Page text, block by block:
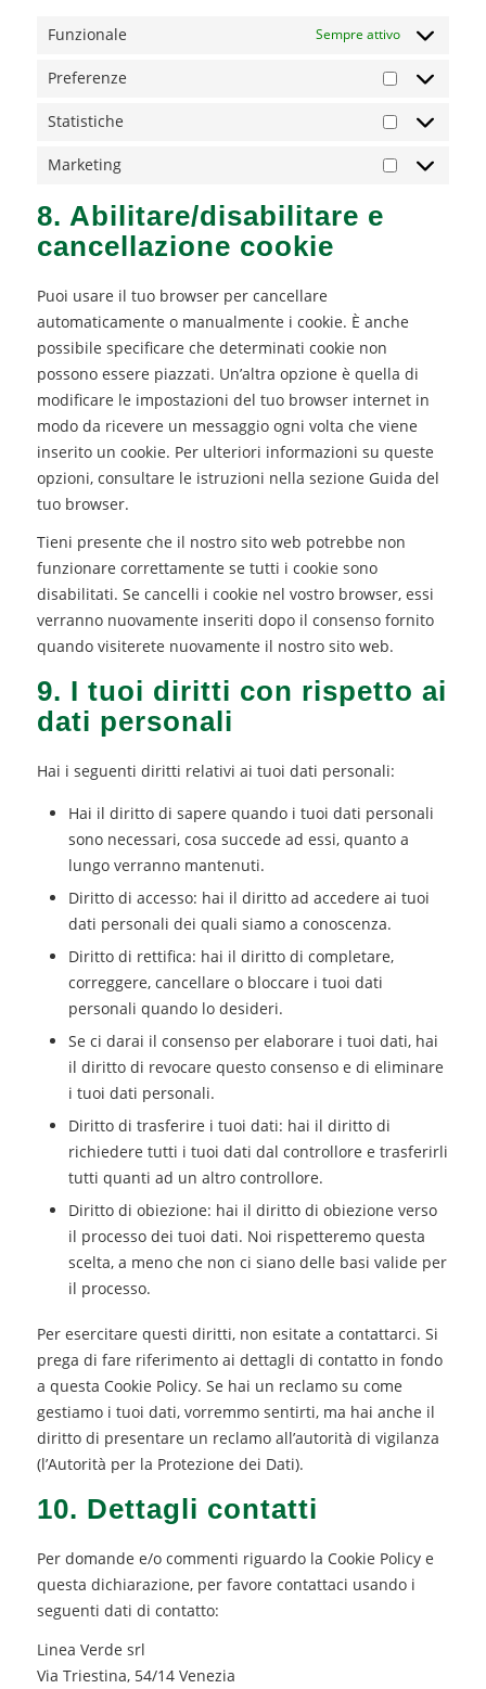
Funzionale Sempre attivo
Preferenze
Preferenze
Statistiche
Statistiche
Marketing
Marketing
8. Abilitare/disabilitare e
cancellazione cookie
Puoi usare il tuo browser per cancellare
automaticamente o manualmente i cookie. È anche
possibile specificare che determinati cookie non
possono essere piazzati. Un’altra opzione è quella di
modificare le impostazioni del tuo browser internet in
modo da ricevere un messaggio ogni volta che viene
inserito un cookie. Per ulteriori informazioni su queste
opzioni, consultare le istruzioni nella sezione Guida del
tuo browser.
Tieni presente che il nostro sito web potrebbe non
funzionare correttamente se tutti i cookie sono
disabilitati. Se cancelli i cookie nel vostro browser, essi
verranno nuovamente inseriti dopo il consenso fornito
quando visiterete nuovamente il nostro sito web.
9. I tuoi diritti con rispetto ai
dati personali
Hai i seguenti diritti relativi ai tuoi dati personali:
Hai il diritto di sapere quando i tuoi dati personali
sono necessari, cosa succede ad essi, quanto a
lungo verranno mantenuti.
Diritto di accesso: hai il diritto ad accedere ai tuoi
dati personali dei quali siamo a conoscenza.
Diritto di rettifica: hai il diritto di completare,
correggere, cancellare o bloccare i tuoi dati
personali quando lo desideri.
Se ci darai il consenso per elaborare i tuoi dati, hai
il diritto di revocare questo consenso e di eliminare
i tuoi dati personali.
Diritto di trasferire i tuoi dati: hai il diritto di
richiedere tutti i tuoi dati dal controllore e trasferirli
tutti quanti ad un altro controllore.
Diritto di obiezione: hai il diritto di obiezione verso
il processo dei tuoi dati. Noi rispetteremo questa
scelta, a meno che non ci siano delle basi valide per
il processo.
Per esercitare questi diritti, non esitate a contattarci. Si
prega di fare riferimento ai dettagli di contatto in fondo
a questa Cookie Policy. Se hai un reclamo su come
gestiamo i tuoi dati, vorremmo sentirti, ma hai anche il
diritto di presentare un reclamo all’autorità di vigilanza
(l’Autorità per la Protezione dei Dati).
10. Dettagli contatti
Per domande e/o commenti riguardo la Cookie Policy e
questa dichiarazione, per favore contattaci usando i
seguenti dati di contatto:
Linea Verde srl
Via Triestina, 54/14 Venezia